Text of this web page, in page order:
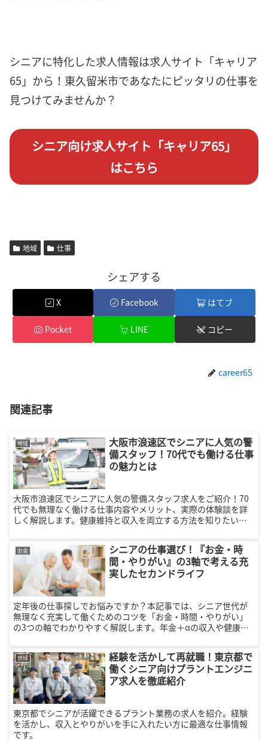
シニアに特化した求人情報は求人サイト「キャリア
65」から！東久留米市であなたにピッタリの仕事を
見つけてみませんか？
シニア向け求人サイト「キャリア65」
はこちら
地域 仕事
シェアする
X Facebook はてブ
Pocket LINE コピー
career65
関連記事
地域
大阪市浪速区でシニアに人気の警
備スタッフ！70代でも働ける仕事
の魅力とは
大阪市浪速区でシニアに人気の警備スタッフ求人をご紹介！70
代でも無理なく働ける仕事内容やメリット、実際の体験談を詳
しく解説します。健康維持と収入を両立する方法を知りたい方
お金
シニアの仕事選び！『お金・時
間・やりがい』の3軸で考える充
実したセカンドライフ
定年後の仕事探しでお悩みですか？本記事では、シニア世代が
無理なく充実して働くためのコツを「お金・時間・やりがい」
の3つの軸でわかりやすく解説します。年金＋αの収入や健康維
方を見つけましょう！
地域
経験を活かして再就職！東京都で
働くシニア向けプラントエンジニ
ア求人を徹底紹介
東京都でシニアが活躍できるプラント業務の求人を紹介。経験
を活かし、収入とやりがいを手に入れたい方に最適な仕事情報
です。